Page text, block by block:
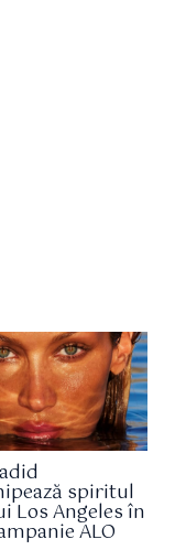
spiritul
Los Angeles în
ALO